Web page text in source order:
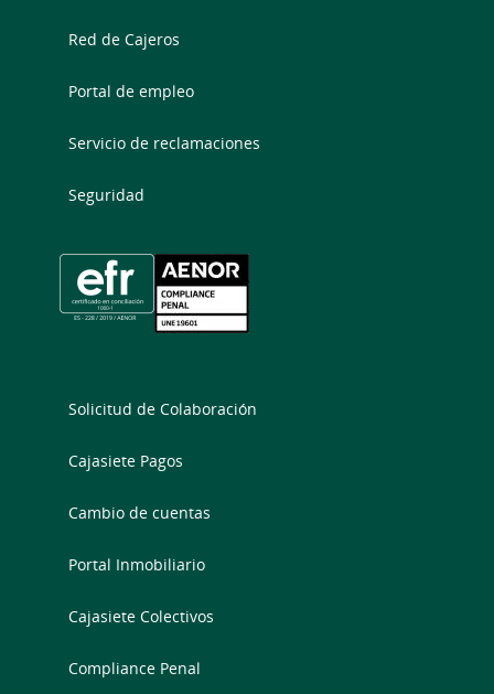
Red de Cajeros
Portal de empleo
Servicio de reclamaciones
Seguridad
Solicitud de Colaboración
Cajasiete Pagos
Cambio de cuentas
Portal Inmobiliario
Cajasiete Colectivos
Compliance Penal